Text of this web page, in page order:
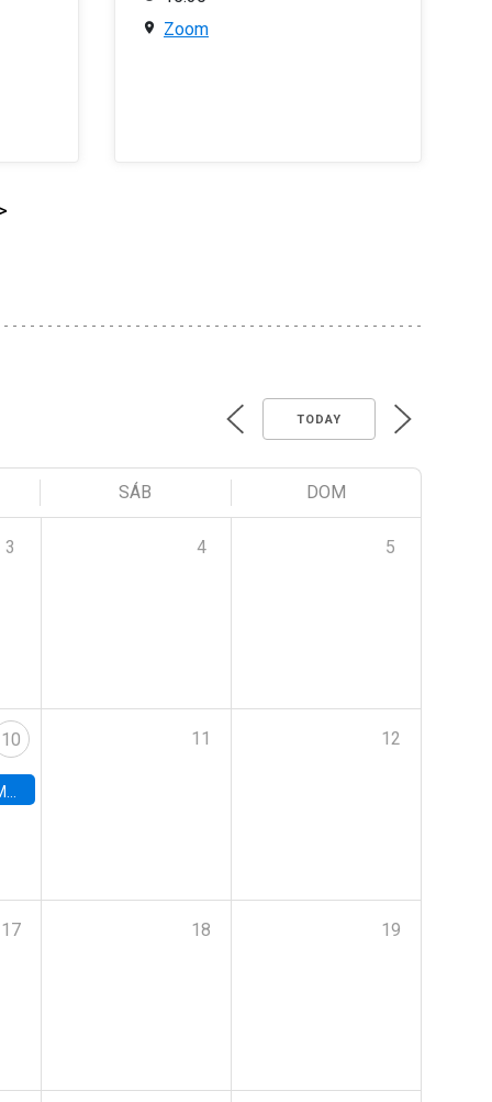
Zoom
TODAY
SÁB DOM
3 4 5
10 11 12
17 18 19